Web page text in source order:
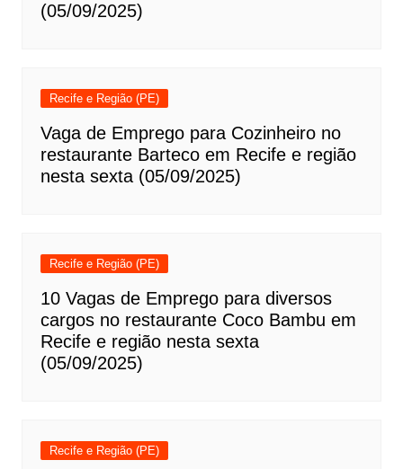
(05/09/2025)
Recife e Região (PE)
Vaga de Emprego para Cozinheiro no
restaurante Barteco em Recife e região
nesta sexta (05/09/2025)
Recife e Região (PE)
10 Vagas de Emprego para diversos
cargos no restaurante Coco Bambu em
Recife e região nesta sexta
(05/09/2025)
Recife e Região (PE)